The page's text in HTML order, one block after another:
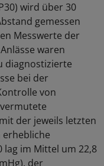
wird über 30
gemessen
Messwerte der
waren
diagnostizierte
bei der
von
der jeweils letzten
erhebliche
lag im Mittel um 22,8
der